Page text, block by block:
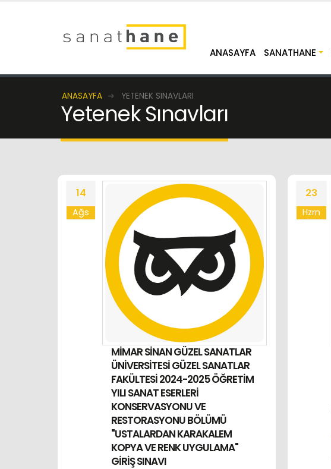
ANASAYFA SANATHANE
ANASAYFA YETENEK SINAVLARI
Yetenek Sınavları
14
Ağs
MİMAR SİNAN GÜZEL SANATLAR
ÜNİVERSİTESİ GÜZEL SANATLAR
FAKÜLTESİ 2024-2025 ÖĞRETİM
YILI SANAT ESERLERİ
KONSERVASYONU VE
RESTORASYONU BÖLÜMÜ
"USTALARDAN KARAKALEM
KOPYA VE RENK UYGULAMA"
GİRİŞ SINAVI
23
Hzrn